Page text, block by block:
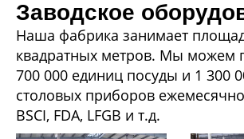
Заводское
Наша фабрика занимает
квадратных метров. Мы можем
700 000 единиц посуды и 1 300
столовых приборов
BSCI, FDA, LFGB и т.д.